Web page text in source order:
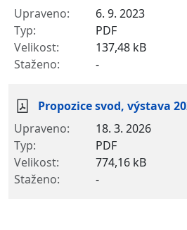
6. 9. 2023
PDF
137,48 kB
-
Propozice svod, výstava
18. 3. 2026
PDF
774,16 kB
-